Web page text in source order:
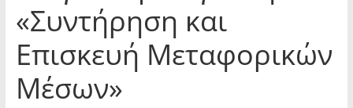
«Συντήρηση και
Επισκευή Μεταφορικών
Μέσων»